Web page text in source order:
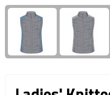
Reistassen &
Reistassen
Trolleys